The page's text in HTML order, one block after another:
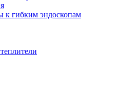
к гибким эндоскопам